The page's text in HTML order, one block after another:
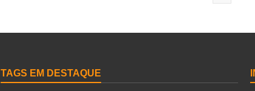
TAGS EM DESTAQUE